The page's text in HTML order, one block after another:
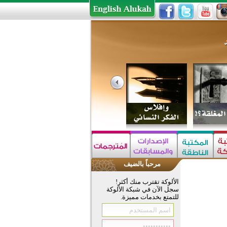
مرحباً بالضيف
الألوكة تقترب منك أكثر!
سجل الآن في شبكة الألوكة
للتمتع بخدمات مميزة.